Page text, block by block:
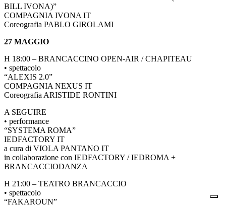
BILL IVONA)”
COMPAGNIA IVONA IT
Coreografia PABLO GIROLAMI
27 MAGGIO
H 18:00 – BRANCACCINO OPEN-AIR / CHAPITEAU
• spettacolo
“ALEXIS 2.0”
COMPAGNIA NEXUS IT
Coreografia ARISTIDE RONTINI
A SEGUIRE
• performance
“SYSTEMA ROMA”
IEDFACTORY IT
a cura di VIOLA PANTANO IT
in collaborazione con IEDFACTORY / IEDROMA +
BRANCACCIODANZA
H 21:00 – TEATRO BRANCACCIO
• spettacolo
“FAKAROUN”